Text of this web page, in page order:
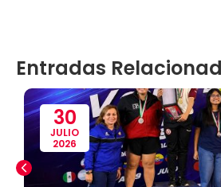
Convenios
Defensoría Universitaria
Departamento Cultural
Entradas
30
JULIO
2026